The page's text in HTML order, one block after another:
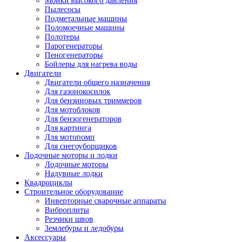
Пылесосы
Подметальные машины
Поломоечные машины
Полотеры
Парогенераторы
Пеногенераторы
Бойлеры для нагрева воды
Двигатели
Двигатели общего назначения
Для газонокосилок
Для бензиновых триммеров
Для мотоблоков
Для бензогенераторов
Для картинга
Для мотопомп
Для снегоуборщиков
Лодочные моторы и лодки
Лодочные моторы
Надувные лодки
Квадроциклы
Строительное оборудование
Инверторные сварочные аппараты
Виброплиты
Резчики швов
Землебуры и ледобуры
Аксессуары